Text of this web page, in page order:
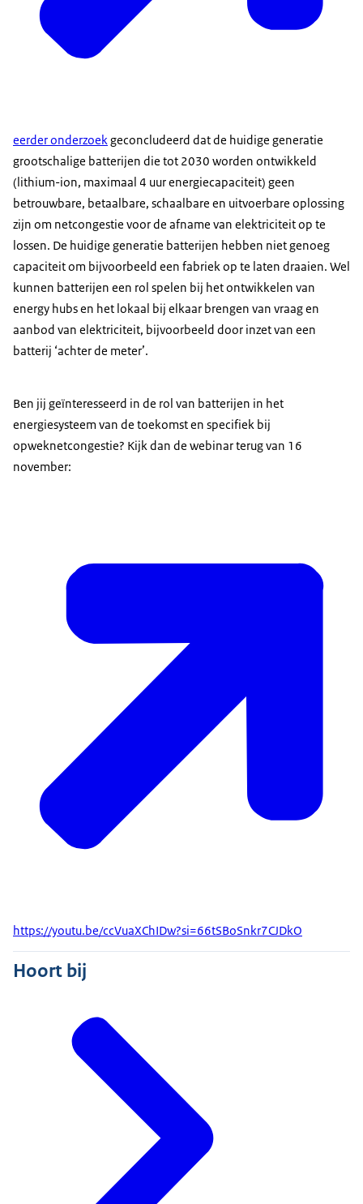
eerder onderzoekgeconcludeerd dat de huidige generatie
grootschalige batterijen die tot 2030 worden ontwikkeld
(lithium-ion, maximaal 4 uur energiecapaciteit) geen
betrouwbare, betaalbare, schaalbare en uitvoerbare oplossing
zijn om netcongestie voor de afname van elektriciteit op te
lossen. De huidige generatie batterijen hebben niet genoeg
capaciteit om bijvoorbeeld een fabriek op te laten draaien. Wel
kunnen batterijen een rol spelen bij het ontwikkelen van
energy hubs en het lokaal bij elkaar brengen van vraag en
aanbod van elektriciteit, bijvoorbeeld door inzet van een
batterij ‘achter de meter’.
Ben jij geïnteresseerd in de rol van batterijen in het
energiesysteem van de toekomst en specifiek bij
opweknetcongestie? Kijk dan de webinar terug van 16
november:
https://youtu.be/ccVuaXChIDw?si=66tSBoSnkr7CJDkO
Hoort bij